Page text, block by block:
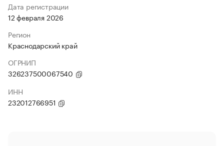
Дата регистрации
12 февраля 2026
Регион
Краснодарский край
ОГРНИП
326237500067540
ИНН
232012766951